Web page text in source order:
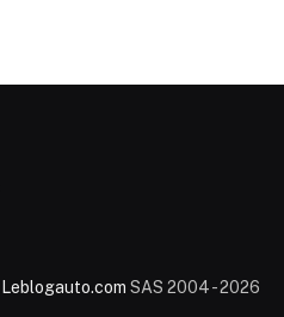
Leblogauto.com SAS 2004 - 2026